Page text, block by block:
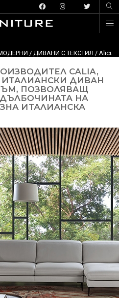
/ ДИВАНИ С ТЕКСТИЛ /
CALIA,
ДИВАН
ПОЗВОЛЯВАЩ
НА
ИТАЛИАНСКА